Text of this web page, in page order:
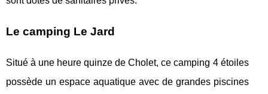
Le camping Le Jard
Situé à une heure quinze de Cholet, ce camping 4 étoiles
possède un espace aquatique avec de grandes piscines